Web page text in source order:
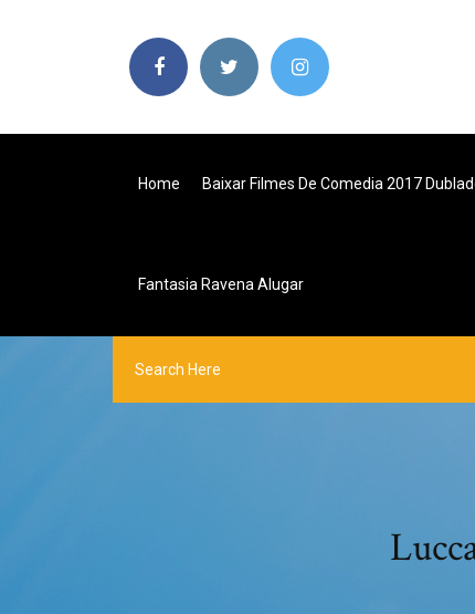
Home Baixar Filmes De Comedia 2017
Fantasia Ravena Alugar